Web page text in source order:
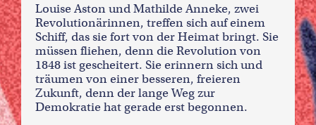
Louise Aston und Mathilde Anneke, zwei
Revolutionärinnen, treffen sich auf einem
Schiff, das sie fort von der Heimat bringt. Sie
müssen fliehen, denn die Revolution von
1848 ist gescheitert. Sie erinnern sich und
träumen von einer besseren, freieren
Zukunft, denn der lange Weg zur
Demokratie hat gerade erst begonnen.